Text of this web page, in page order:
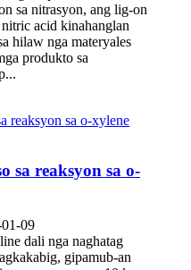
sa nitrasyon, ang lig-on
nitric acid kinahanglan
hilaw nga materyales
produkto sa
sa reaksyon sa o-
09
dali nga naghatag
gipamub-an